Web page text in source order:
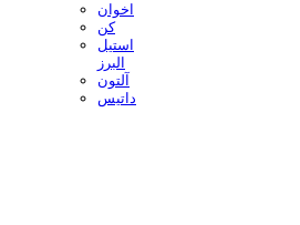
اخوان
کن
استیل
البرز
آلتون
داتیس